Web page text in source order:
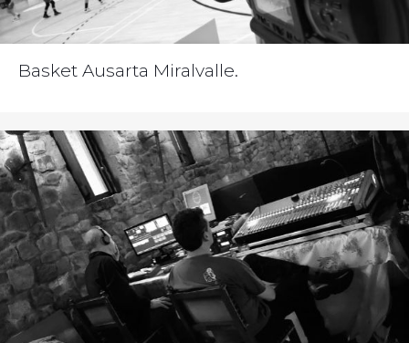
Basket Ausarta Miralvalle.